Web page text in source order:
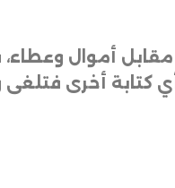
أموال وعطاء،
كتابة أخرى فتلغى